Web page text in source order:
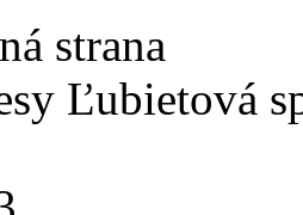
strana
Ľubietová